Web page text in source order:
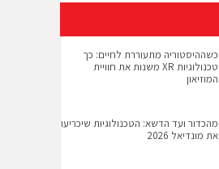
כשההיסטוריה מתעוררת לחיים: כך
טכנולוגיות XR משנות את חוויית
המוזיאון
מהכדור ועד הדשא: הטכנולוגיות שיכריעו
את מונדיאל 2026